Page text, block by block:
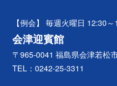
【例会】 毎週火曜日 12:30
会津迎賓館
〒965-0041 福島県会津若松
TEL： 0242-25-3311